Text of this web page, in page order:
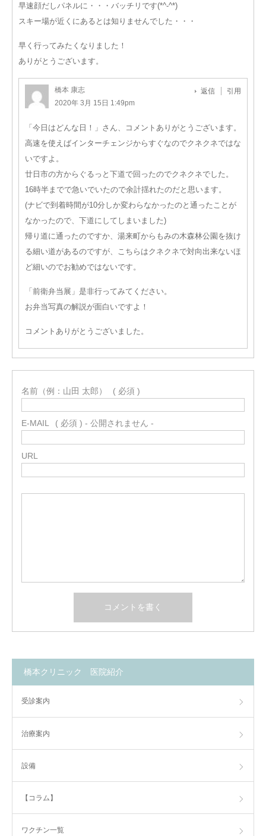
早速顔だしパネルに・・・バッチリです(*^-^*)
スキー場が近くにあるとは知りませんでした・・・
早く行ってみたくなりました！
ありがとうございます。
橋本 康志
2020年 3月 15日 1:49pm
返信 引用
「今日はどんな日！」さん、コメントありがとうございます。
高速を使えばインターチェンジからすぐなのでクネクネではな
いですよ。
廿日市の方からぐるっと下道で回ったのでクネクネでした。
16時半までで急いでいたので余計揺れたのだと思います。
(ナビで到着時間が10分しか変わらなかったのと通ったことが
なかったので、下道にしてしまいました)
帰り道に通ったのですか、湯来町からもみの木森林公園を抜け
る細い道があるのですが、こちらはクネクネで対向出来ないほ
ど細いのでお勧めではないです。
「前衛弁当展」是非行ってみてください。
お弁当写真の解説が面白いですよ！
コメントありがとうございました。
名前（例：山田 太郎） ( 必須 )
E-MAIL ( 必須 ) - 公開されません -
URL
橋本クリニック 医院紹介
受診案内
治療案内
設備
【コラム】
ワクチン一覧